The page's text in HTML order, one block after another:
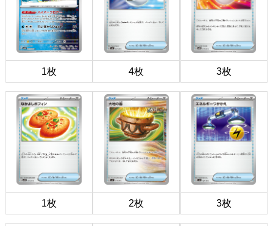
1枚 4枚 3枚
1枚 2枚 3枚